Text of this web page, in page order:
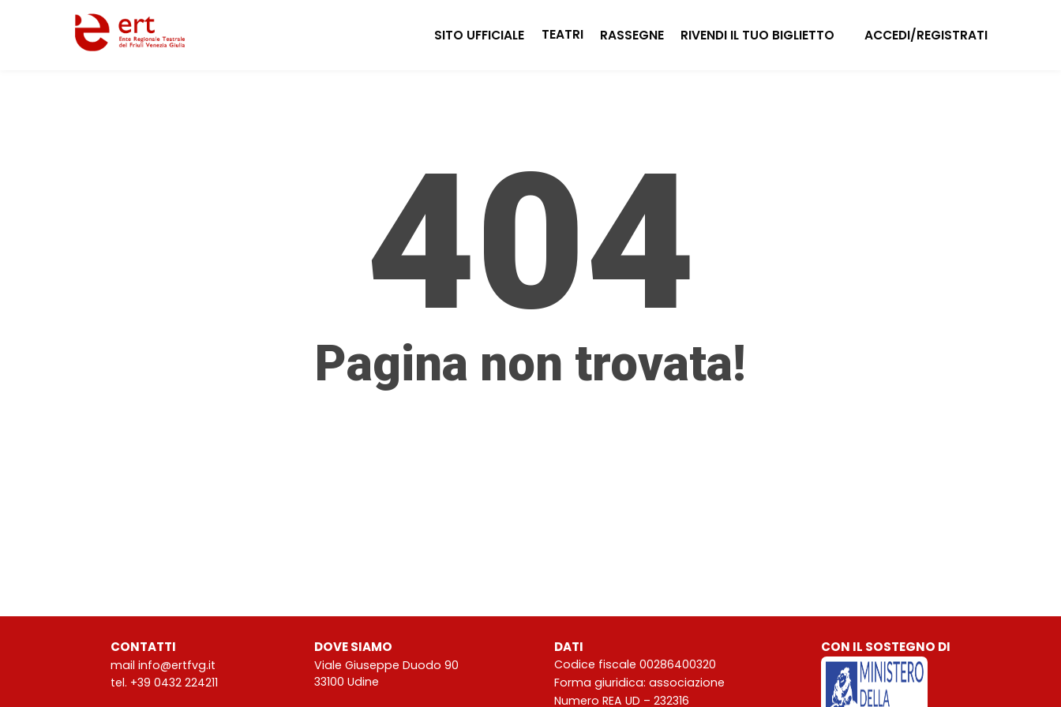
404
Pagina non trovata!
SITO UFFICIALE TEATRI RASSEGNE RIVENDI IL TUO BIGLIETTO ACCEDI/REGISTRATI
CONTATTI
mail info@ertfvg.it
tel. +39 0432 224211
DOVE SIAMO
Viale Giuseppe Duodo 90
33100 Udine
DATI
Codice fiscale 00286400320
Forma giuridica: associazione
Numero REA UD – 232316
CON IL SOSTEGNO DI